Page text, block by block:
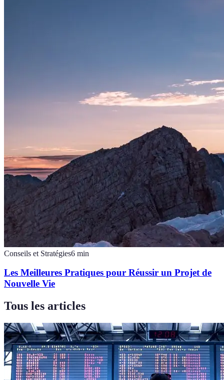
Conseils et Stratégies6 min
Les Meilleures Pratiques pour Réussir un Projet de
Nouvelle Vie
Tous les articles